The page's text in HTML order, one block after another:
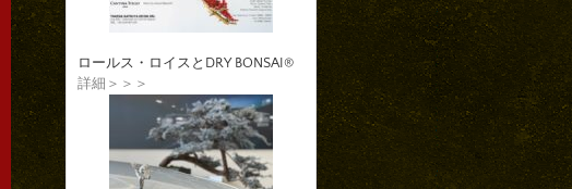
ロールス・ロイスとDRY BONSAI®
詳細＞＞＞